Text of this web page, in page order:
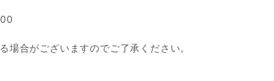
場合がございますのでご了承ください。